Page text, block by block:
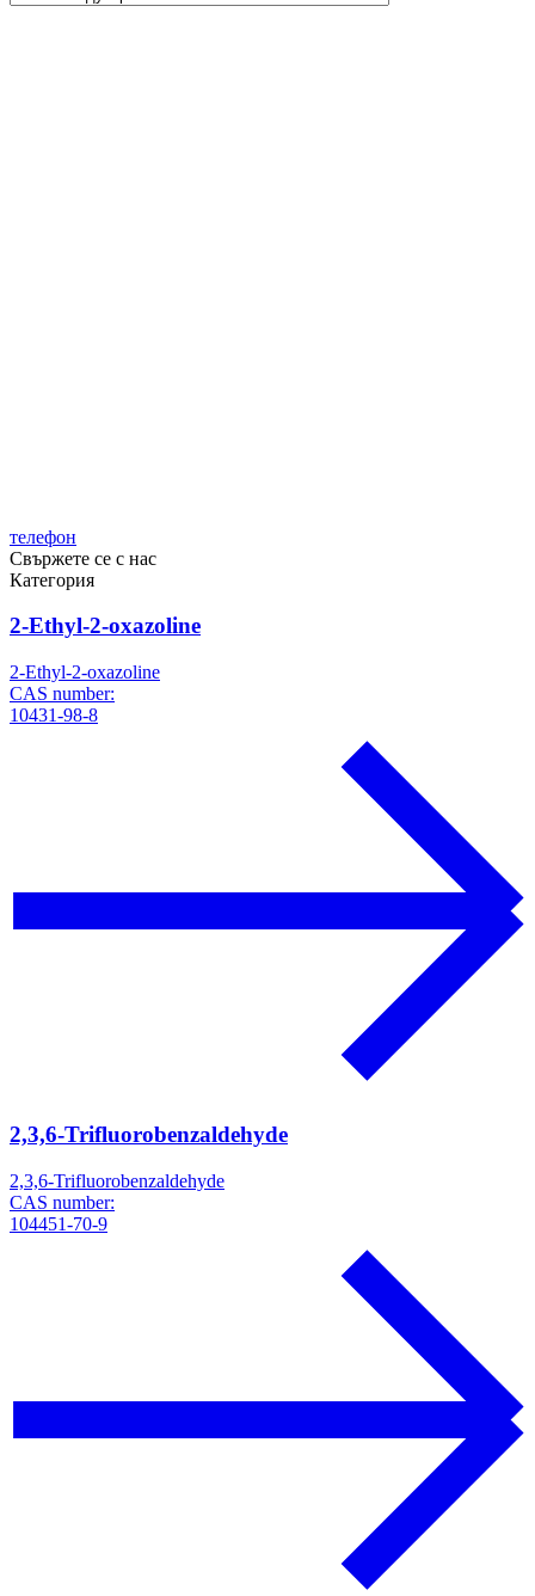
телефон
Свържете се с нас
Категория
2-Ethyl-2-oxazoline
2-Ethyl-2-oxazoline
CAS number:
10431-98-8
2,3,6-Trifluorobenzaldehyde
2,3,6-Trifluorobenzaldehyde
CAS number:
104451-70-9